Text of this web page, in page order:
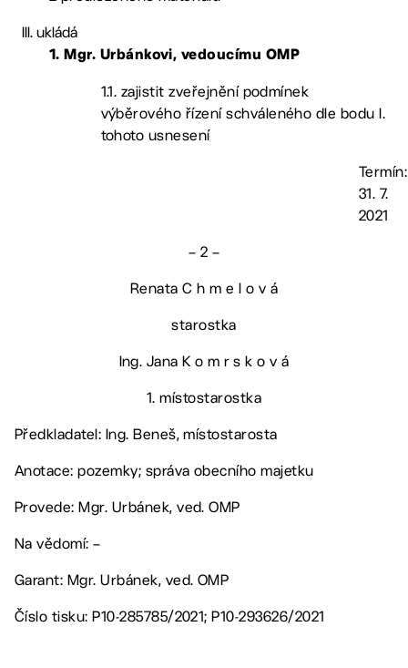
ukládá
1. Mgr. Urbánkovi, vedoucímu OMP
1.1. zajistit zveřejnění podmínek
výběrového řízení schváleného dle bodu I.
tohoto usnesení
Termín:
31. 7.
2021
– 2 –
Renata C h m e l o v á
starostka
Ing. Jana K o m r s k o v á
1. místostarostka
Předkladatel: Ing. Beneš, místostarosta
Anotace: pozemky; správa obecního majetku
Provede: Mgr. Urbánek, ved. OMP
Na vědomí: –
Garant: Mgr. Urbánek, ved. OMP
Číslo tisku: P10-285785/2021; P10-293626/2021